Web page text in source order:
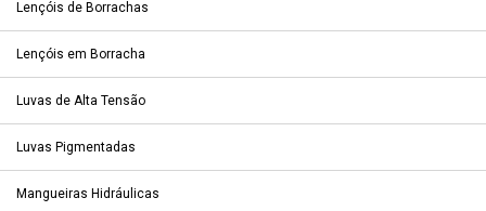
Lençóis de Borrachas
Lençóis em Borracha
Luvas de Alta Tensão
Luvas Pigmentadas
Mangueiras Hidráulicas